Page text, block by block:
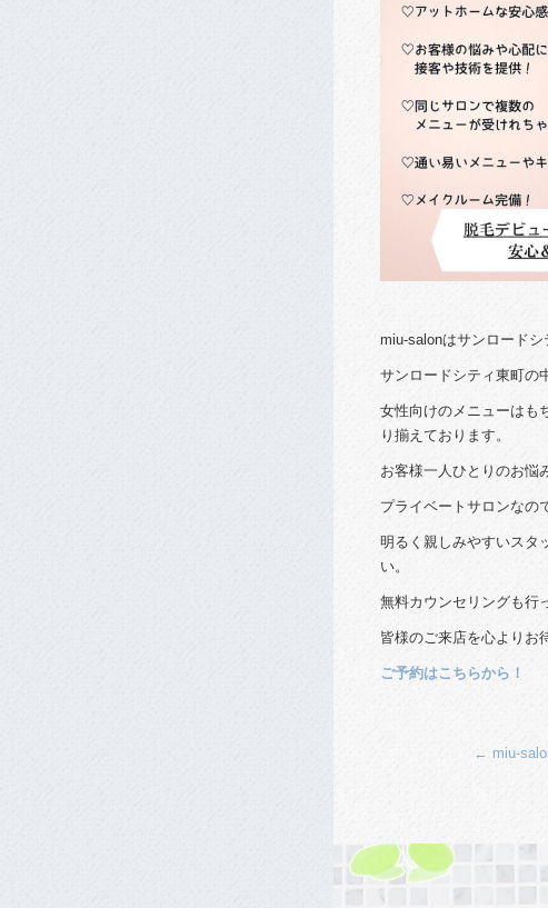
miu-salonはサンロードシ
サンロードシティ東町の
女性向けのメニューはも
り揃えております。
お客様一人ひとりのお悩
プライベートサロンなの
明るく親しみやすいスタ
い。
無料カウンセリングも行
皆様のご来店を心よりお
ご予約はこちらから！
← miu-